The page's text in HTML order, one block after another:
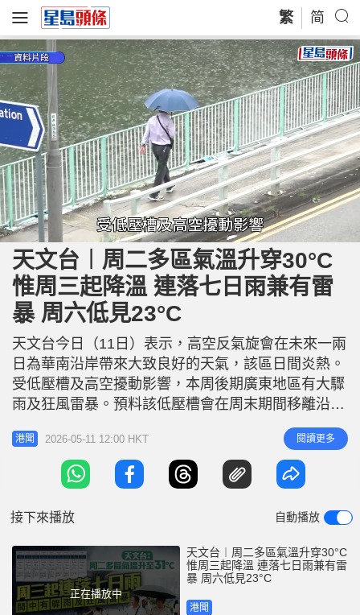
繁 简
n
m
u
t
e
L
o
a
d
e
d
:
9
0
.
5
5
天文台︱周二多區氣溫升穿30°C
惟周三起降溫 連落七日雨兼有雷
暴 周六低見23°C
天文台今日（11日）表示，高空反氣旋會在未來一兩
日為華南沿岸帶來大致良好的天氣，該區日間炎熱。
受低壓槽及高空擾動影響，本周後期廣東地區有大驟
雨及狂風雷暴。預料該低壓槽會在周末期間移離沿岸
地區，而同時受一股偏東氣流影響，廣東仍然有驟
雨。此外，熱帶氣旋黑格比會在未來一兩日於菲律賓
以東海域徘徊。 周三起連落七日雨 有驟雨及狂風雷
暴 根據天文台九天天氣預測，明後兩日（12至13
港聞 2026-05-11 12:00 HKT 閱讀更多
接下來播放 自動播放
正在播放中
天文台︱周二多區氣溫升穿30°C
惟周三起降溫 連落七日雨兼有雷
暴 周六低見23°C
港聞